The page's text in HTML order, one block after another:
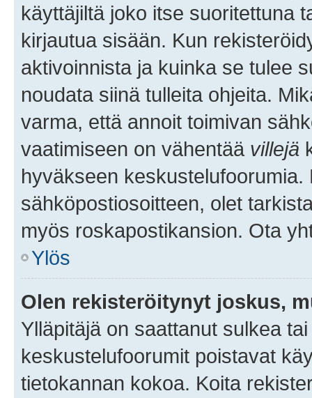
käyttäjiltä joko itse suoritettuna
kirjautua sisään. Kun
aktivoinnista ja kuinka se tulee
noudata siinä tulleita ohjeita.
varma, että annoit toimivan
vaatimiseen on vähentää villejä
hyväkseen
sähköpostiosoitteen, olet
myös roskapostikansion. Ota
Ylös
Olen rekisteröitynyt joskus,
Ylläpitäjä on saattanut sulkea
keskustelufoorumit poistavat
tietokannan kokoa. Koita